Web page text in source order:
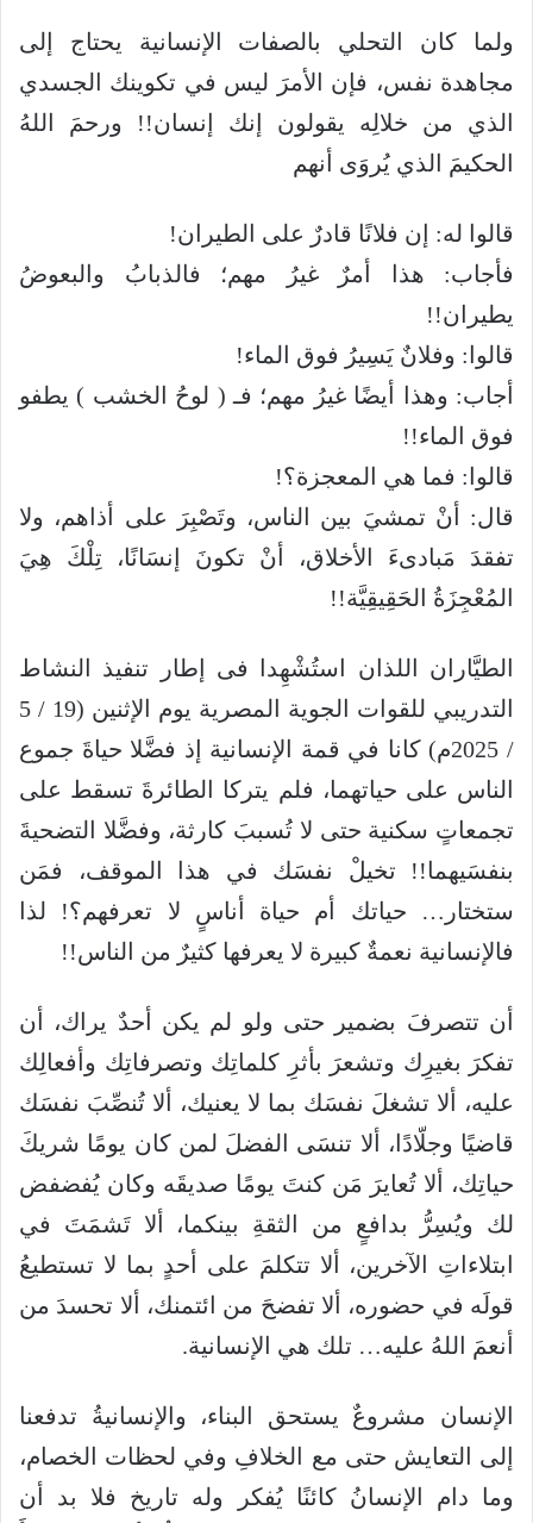
ولما كان التحلي بالصفات الإنسانية يحتاج إلى
مجاهدة نفس، فإن الأمرَ ليس في تكوينك الجسدي
الذي من خلالِه يقولون إنك إنسان!! ورحمَ اللهُ
الحكيمَ الذي يُروَى أنهم
قالوا له: إن فلانًا قادرٌ على الطيران!
فأجاب: هذا أمرٌ غيرُ مهم؛ فالذبابُ والبعوضُ
يطيران!!
قالوا: وفلانٌ يَسِيرُ فوق الماء!
أجاب: وهذا أيضًا غيرُ مهم؛ فـ ( لوحُ الخشب ) يطفو
فوق الماء!!
قالوا: فما هي المعجزة؟!
قال: أنْ تمشيَ بين الناس، وتَصْبِرَ على أذاهم، ولا
تفقدَ مَبادىءَ الأخلاق، أنْ تكونَ إنسَانًا، تِلْكَ هِيَ
المُعْجِزَةُ الحَقِيقِيَّة!!
الطيَّاران اللذان استُشْهِدا فى إطار تنفيذ النشاط
التدريبي للقوات الجوية المصرية يوم الإثنين (19 / 5
/ 2025م) كانا في قمة الإنسانية إذ فضَّلا حياةَ جموع
الناس على حياتهما، فلم يتركا الطائرةَ تسقط على
تجمعاتٍ سكنية حتى لا تُسببَ كارثة، وفضَّلا التضحيةَ
بنفسَيهما!! تخيلْ نفسَك في هذا الموقف، فمَن
ستختار… حياتك أم حياة أناسٍ لا تعرفهم؟! لذا
فالإنسانية نعمةٌ كبيرة لا يعرفها كثيرٌ من الناس!!
أن تتصرفَ بضمير حتى ولو لم يكن أحدٌ يراك، أن
تفكرَ بغيرِك وتشعرَ بأثرِ كلماتِك وتصرفاتِك وأفعالِك
عليه، ألا تشغلَ نفسَك بما لا يعنيك، ألا تُنصِّبَ نفسَك
قاضيًا وجلّادًا، ألا تنسَى الفضلَ لمن كان يومًا شريكَ
حياتِك، ألا تُعايرَ مَن كنتَ يومًا صديقَه وكان يُفضفض
لك ويُسِرُّ بدافعٍ من الثقةِ بينكما، ألا تَشمَتَ في
ابتلاءاتِ الآخرين، ألا تتكلمَ على أحدٍ بما لا تستطيعُ
قولَه في حضوره، ألا تفضحَ من ائتمنك، ألا تحسدَ من
أنعمَ اللهُ عليه… تلك هي الإنسانية.
الإنسان مشروعٌ يستحق البناء، والإنسانيةُ تدفعنا
إلى التعايش حتى مع الخلافِ وفي لحظات الخصام،
وما دام الإنسانُ كائنًا يُفكر وله تاريخ فلا بد أن